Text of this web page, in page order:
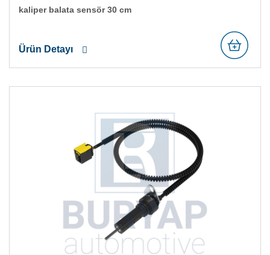
kali̇per balata sensör 30 cm
Ürün Detayı